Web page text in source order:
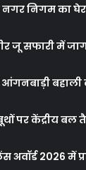
निगम का
जू सफारी में
बहाली
पर केंद्रीय बल
2026 में